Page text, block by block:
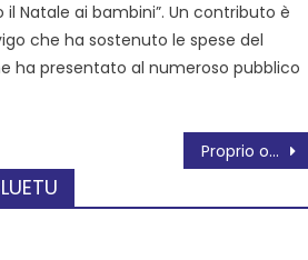
Natale ai bambini”. Un contributo è
che ha sostenuto le spese del
ha presentato al numeroso pubblico
Proprio oggi 6 aprile